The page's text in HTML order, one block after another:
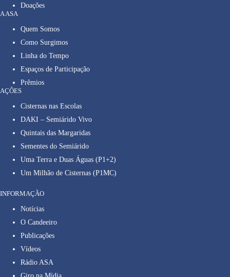
Doações
A ASA
Quem Somos
Como Surgimos
Linha do Tempo
Espaços de Participação
Prêmios
AÇÕES
Cisternas nas Escolas
DAKI – Semiárido Vivo
Quintais das Margaridas
Sementes do Semiárido
Uma Terra e Duas Águas (P1+2)
Um Milhão de Cisternas (P1MC)
INFORMAÇÃO
Notícias
O Candeeiro
Publicações
Vídeos
Rádio ASA